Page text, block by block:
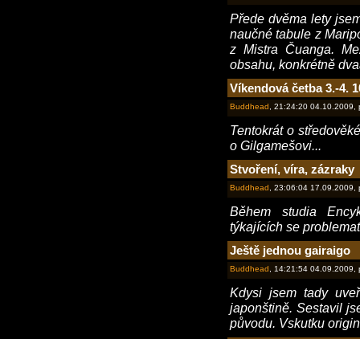
Přede dvěma lety
naučné tabule z
z Mistra Čuanga.
obsahu, konkrétně
Víkendová četba 3.-4.
Buddhead , 21:24:20
Tentokrát o
o Gilgamešovi...
Stvoření, víra, zázraky
Buddhead , 23:06:04
Během studia
týkajících se
Ještě jednou gairaigo
Buddhead , 14:21:54
Kdysi jsem tady
japonštině. Sestavil
původu. Vskutku